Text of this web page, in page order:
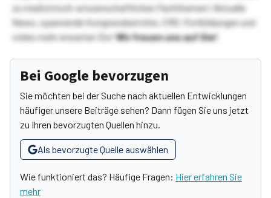
zu medizinisch-wissenschaftlichen Fachthemen! Aktuelle
News, spannende Kongressberichte, CME-Fortbildungen und
vieles mehr erwarten Sie!Wir freuen uns auf Sie!
Bei Google bevorzugen
Sie möchten bei der Suche nach aktuellen Entwicklungen
häufiger unsere Beiträge sehen? Dann fügen Sie uns jetzt
zu Ihren bevorzugten Quellen hinzu.
Als bevorzugte Quelle auswählen
Wie funktioniert das? Häufige Fragen: Hier erfahren Sie
mehr